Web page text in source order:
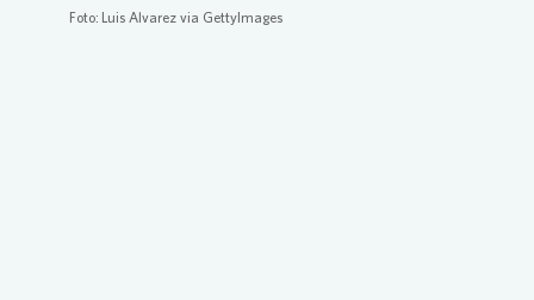
Foto: Luis Alvarez via GettyImages